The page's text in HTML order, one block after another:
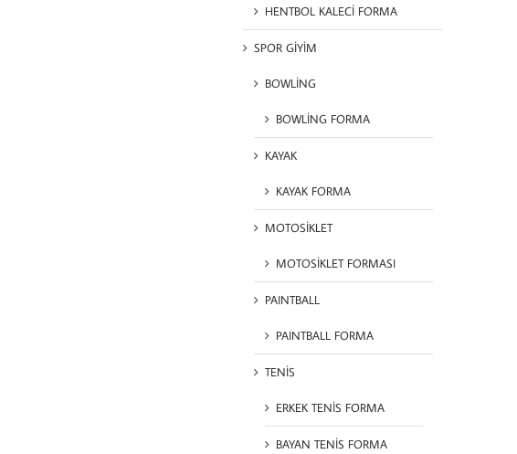
HENTBOL KALECİ FORMA
SPOR GİYİM
BOWLİNG
BOWLİNG FORMA
KAYAK
KAYAK FORMA
MOTOSİKLET
MOTOSİKLET FORMASI
PAINTBALL
PAINTBALL FORMA
TENİS
ERKEK TENİS FORMA
BAYAN TENİS FORMA